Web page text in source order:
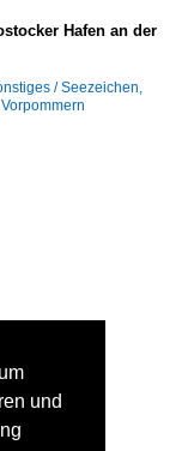
Hafen an der
/ Seezeichen,
und